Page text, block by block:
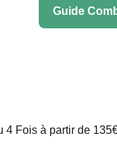
Guide
4 Fois à partir de